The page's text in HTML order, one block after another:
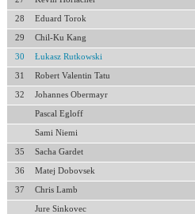
28 Eduard Torok
29 Chil-Ku Kang
30 Łukasz Rutkowski
31 Robert Valentin Tatu
32 Johannes Obermayr
Pascal Egloff
Sami Niemi
35 Sacha Gardet
36 Matej Dobovsek
37 Chris Lamb
Jure Sinkovec